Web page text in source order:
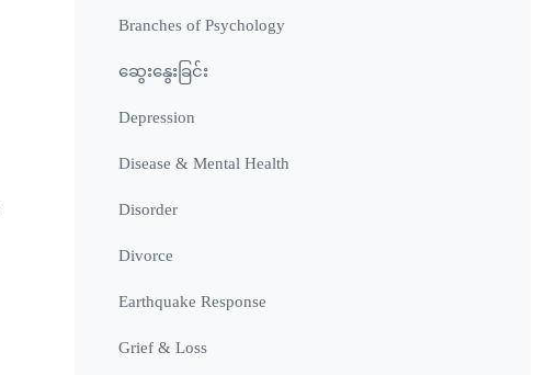
Branches of Psychology
ဆွေးနွေးခြင်း
Depression
Disease & Mental Health
Disorder
Divorce
Earthquake Response
Grief & Loss